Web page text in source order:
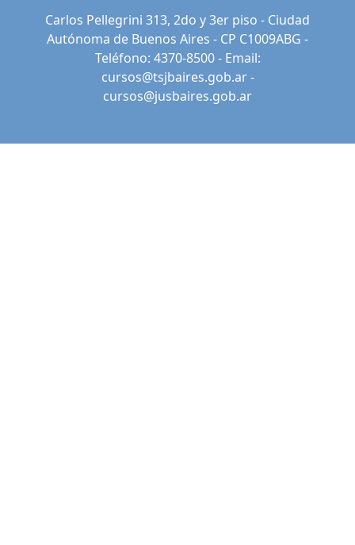
Carlos Pellegrini 313, 2do y 3er piso - Ciudad
Autónoma de Buenos Aires - CP C1009ABG -
Teléfono: 4370-8500 - Email:
cursos@tsjbaires.gob.ar-
cursos@jusbaires.gob.ar